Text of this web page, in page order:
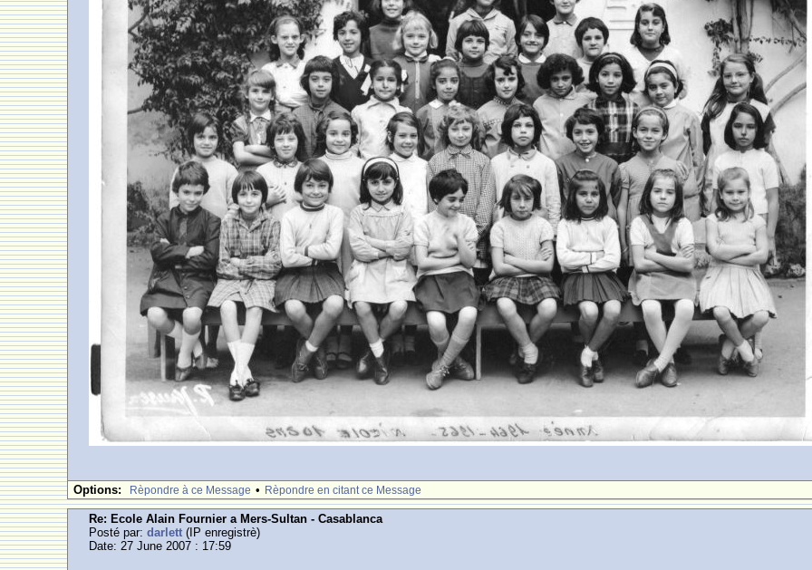
Options: Rèpondre à ce Message • Rèpondre en citant ce Message
Re: Ecole Alain Fournier a Mers-Sultan - Casablanca
Posté par:darlett (IP enregistrè)
Date: 27 June 2007 : 17:59